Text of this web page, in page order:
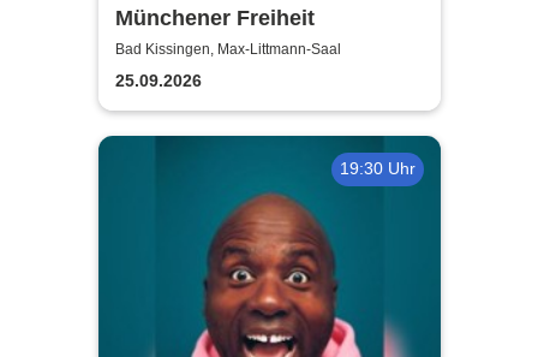
Münchener Freiheit
Bad Kissingen, Max-Littmann-Saal
25.09.2026
19:30 Uhr